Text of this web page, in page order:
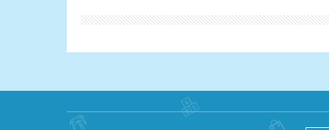
ВАЖНО!
ваучер се счита за невалиден и сумата по него не